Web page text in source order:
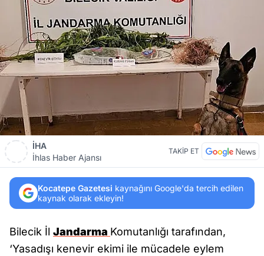
İHA
İhlas Haber Ajansı
TAKİP ET
Kocatepe Gazetesi kaynağını Google'da tercih edilen
kaynak olarak ekleyin!
Bilecik İl Jandarma Komutanlığı tarafından,
‘Yasadışı kenevir ekimi ile mücadele eylem